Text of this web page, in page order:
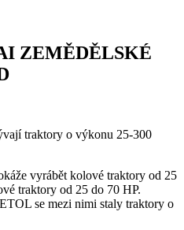
ZEMĚDĚLSKÉ
traktory o výkonu 25-300
vyrábět kolové traktory od 25
traktory od 25 do 70 HP.
se mezi nimi staly traktory o